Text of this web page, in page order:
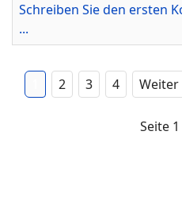
Schreiben Sie den ersten
...
2 3 4 Weiter
Seite